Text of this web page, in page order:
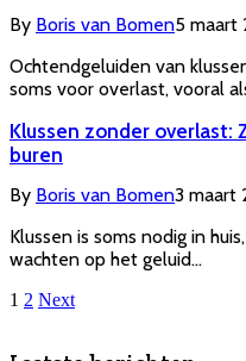
By Boris van Bomen5 maart
Ochtendgeluiden van
soms voor overlast, vooral
Klussen zonder overlast:
buren
By Boris van Bomen3 maart
Klussen is soms nodig in
wachten op het geluid…
1 2 Next